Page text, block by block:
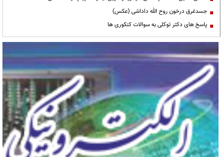
جسدغرق درخون روح الله داداشی (عکس)
پاسخ های دکتر توکلی به سوالات کنکوری ها